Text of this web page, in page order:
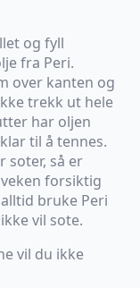
og fyll
fra Peri.
over kanten og
trekk ut hele
har oljen
til å tennes.
soter, så er
forsiktig
bruke Peri
vil sote.
vil du ikke